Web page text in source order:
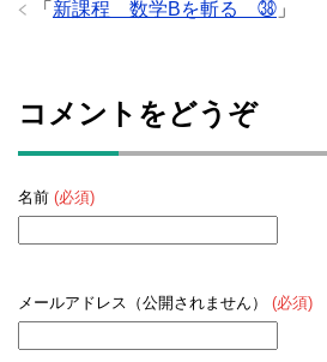
「 新課程 数学Bを斬る ㊳ 」
コメントをどうぞ
名前 (必須)
メールアドレス（公開されません） (必須)